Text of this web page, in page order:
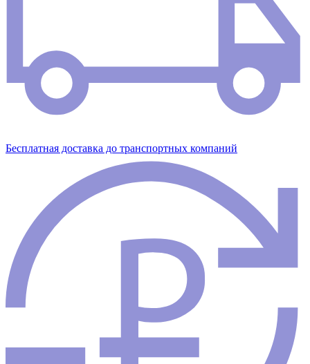
Бесплатная доставка до транспортных компаний